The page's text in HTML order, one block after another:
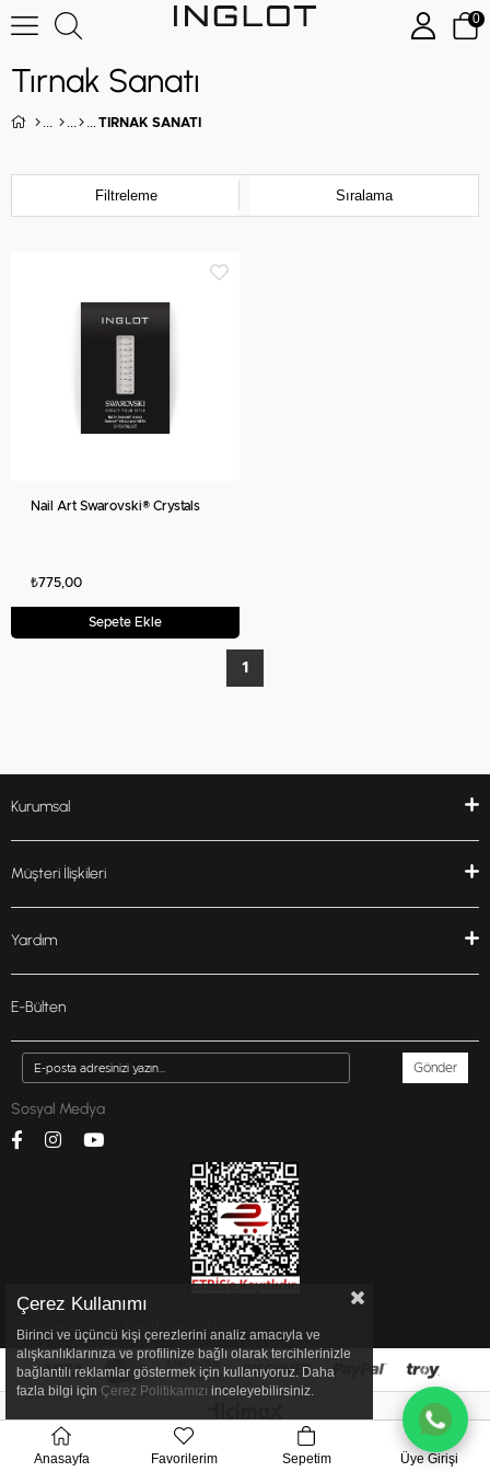
0
Tırnak Sanatı
TIRNAK SANATI
Filtreleme Sıralama
Nail Art Swarovski® Crystals
₺775,00
Sepete Ekle
1
Kurumsal
Müşteri İlişkileri
Yardım
E-Bülten
Gönder
Sosyal Medya
Çerez Kullanımı
Birinci ve üçüncü kişi çerezlerini analiz amacıyla ve
alışkanlıklarınıza ve profilinize bağlı olarak tercihlerinizle
bağlantılı reklamlar göstermek için kullanıyoruz. Daha
fazla bilgi için Çerez Politikamızı inceleyebilirsiniz.
Anasayfa Favorilerim Sepetim Üye Girişi